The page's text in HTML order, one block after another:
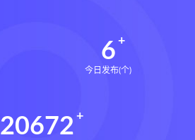
6
今日发布(个)
20672